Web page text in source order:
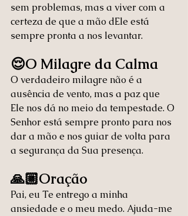
sem problemas, mas a viver com a
certeza de que a mão dEle está
sempre pronta a nos levantar.
😌O Milagre da Calma
O verdadeiro milagre não é a
ausência de vento, mas a paz que
Ele nos dá no meio da tempestade. O
Senhor está sempre pronto para nos
dar a mão e nos guiar de volta para
a segurança da Sua presença.
🙏🏼Oração
Pai, eu Te entrego a minha
ansiedade e o meu medo. Ajuda-me